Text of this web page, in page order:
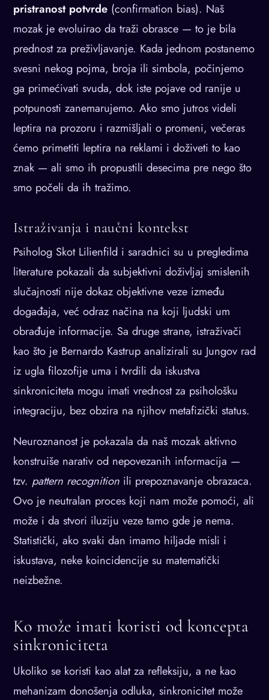
pristranost potvrde (confirmation bias). Naš
mozak je evoluirao da traži obrasce — to je bila
prednost za preživljavanje. Kada jednom postanemo
svesni nekog pojma, broja ili simbola, počinjemo
ga primećivati svuda, dok iste pojave od ranije u
potpunosti zanemarujemo. Ako smo jutros videli
leptira na prozoru i razmišljali o promeni, večeras
ćemo primetiti leptira na reklami i doživeti to kao
znak — ali smo ih propustili desecima pre nego što
smo počeli da ih tražimo.
Istraživanja i naučni kontekst
Psiholog Skot Lilienfild i saradnici su u pregledima
literature pokazali da subjektivni doživljaj smislenih
slučajnosti nije dokaz objektivne veze između
događaja, već odraz načina na koji ljudski um
obrađuje informacije. Sa druge strane, istraživači
kao što je Bernardo Kastrup analizirali su Jungov rad
iz ugla filozofije uma i tvrdili da iskustva
sinkroniciteta mogu imati vrednost za psihološku
integraciju, bez obzira na njihov metafizički status.
Neuroznanost je pokazala da naš mozak aktivno
konstruiše narativ od nepovezanih informacija —
tzv. pattern recognition ili prepoznavanje obrazaca.
Ovo je neutralan proces koji nam može pomoći, ali
može i da stvori iluziju veze tamo gde je nema.
Statistički, ako svaki dan imamo hiljade misli i
iskustava, neke koincidencije su matematički
neizbežne.
Ko može imati koristi od koncepta
sinkroniciteta
Ukoliko se koristi kao alat za refleksiju, a ne kao
mehanizam donošenja odluka, sinkronicitet može